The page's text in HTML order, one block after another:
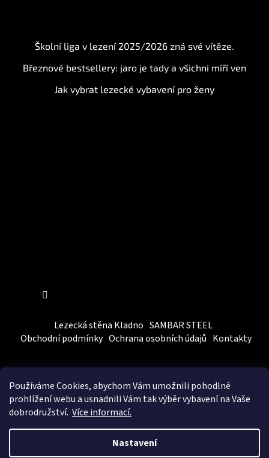
Používáme Cookies, abychom Vámumožnili pohodlné
prohlížení webu a usnadnili Vám tak výběr vybavení na Vaše
dobrodružství. Více informací.
Nastavení
Školní liga v lezení 2025/2026 zná své vítěze.
Březnové bestsellery: jaro je tady a všichni míří ven
Jak vybrat lezecké vybavení pro ženy
Lezecká stěna Kladno SAMBAR STEEL
Obchodní podmínky Ochrana osobních údajů Kontakty
Vytvořil Shoptet
&BEOM.cz